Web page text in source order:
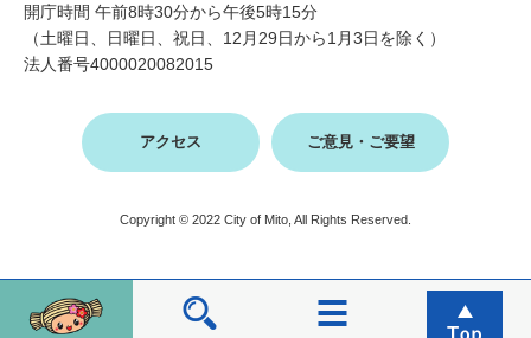
開庁時間 午前8時30分から午後5時15分
（土曜日、日曜日、祝日、12月29日から1月3日を除く）
法人番号4000020082015
アクセス ご意見・ご要望
Copyright © 2022 City of Mito, All Rights Reserved.